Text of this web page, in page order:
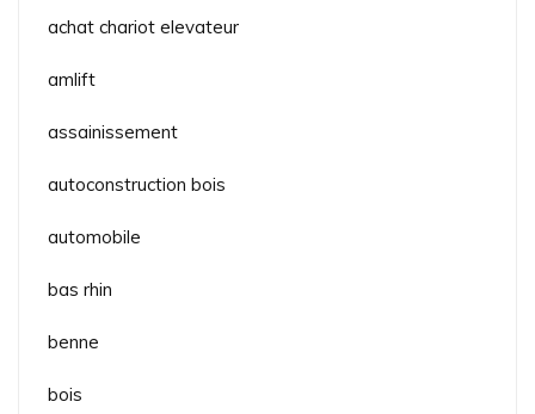
achat chariot elevateur
amlift
assainissement
autoconstruction bois
automobile
bas rhin
benne
bois